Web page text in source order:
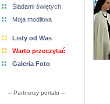
Śladami świętych
Moja modlitwa
Listy od Was
Warto przeczytać
Galeria Foto
-- Partnerzy portalu --